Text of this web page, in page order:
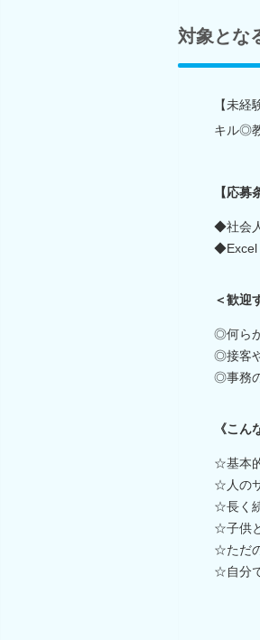
対象とな
【未
キル◎
【応募
◆社会
◆Excel
＜歓迎
◎何ら
◎接客
◎事務
《こん
☆基本
☆人の
☆長く
☆子供
☆ただ
☆自分